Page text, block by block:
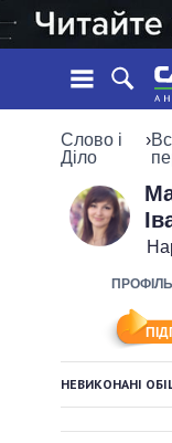
СТРІЧКА
ПОДІЇ
ДУМКИ
ОГЛЯДИ
УСІ
ВЕРХОВНА
КАБІНЕТ
Слово і
Діло
›
ПРОФІЛЬ
НЕВИКОНАНІ